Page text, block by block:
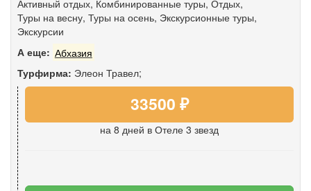
Активный отдых, Комбинированные туры, Отдых,
Туры на весну, Туры на осень, Экскурсионные туры,
Экскурсии
А еще: Абхазия
Турфирма: Элеон Травел;
33500 ₽
на 8 дней в Отеле 3 звезд